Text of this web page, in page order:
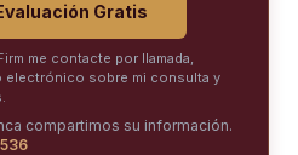
Gratis
me contacte por llamada,
electrónico sobre mi consulta y
compartimos su información.